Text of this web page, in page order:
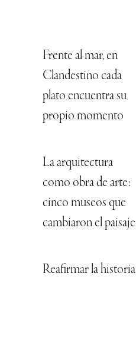
Frente al mar, en
Clandestino cada
plato encuentra su
propio momento
La arquitectura
como obra de arte:
cinco museos que
cambiaron el paisaje
Reafirmar la historia